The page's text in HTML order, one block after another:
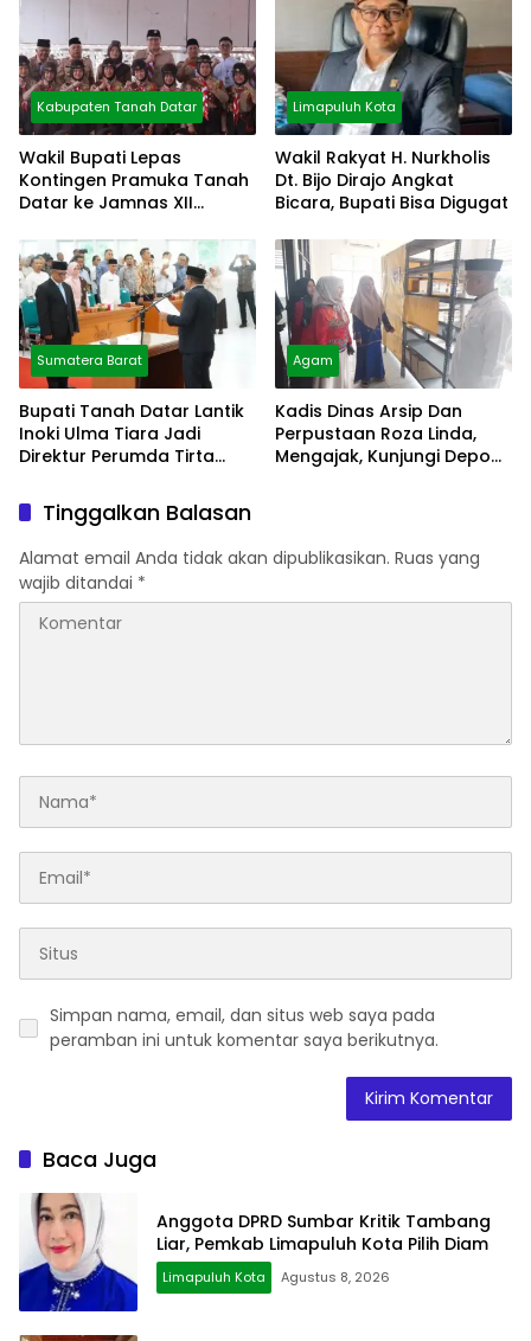
Kabupaten Tanah Datar
Wakil Bupati Lepas
Kontingen Pramuka Tanah
Datar ke Jamnas XII
Limapuluh Kota
Wakil Rakyat H. Nurkholis
Dt. Bijo Dirajo Angkat
Bicara, Bupati Bisa Digugat
Sumatera Barat
Bupati Tanah Datar Lantik
Inoki Ulma Tiara Jadi
Direktur Perumda Tirta
Agam
Kadis Dinas Arsip Dan
Perpustaan Roza Linda,
Mengajak, Kunjungi Depo
Tinggalkan Balasan
Alamat email Anda tidak akan dipublikasikan. Ruas yang
wajib ditandai *
Simpan nama, email, dan situs web saya pada
peramban ini untuk komentar saya berikutnya.
Baca Juga
Anggota DPRD Sumbar Kritik Tambang
Liar, Pemkab Limapuluh Kota Pilih Diam
Limapuluh Kota Agustus 8, 2026